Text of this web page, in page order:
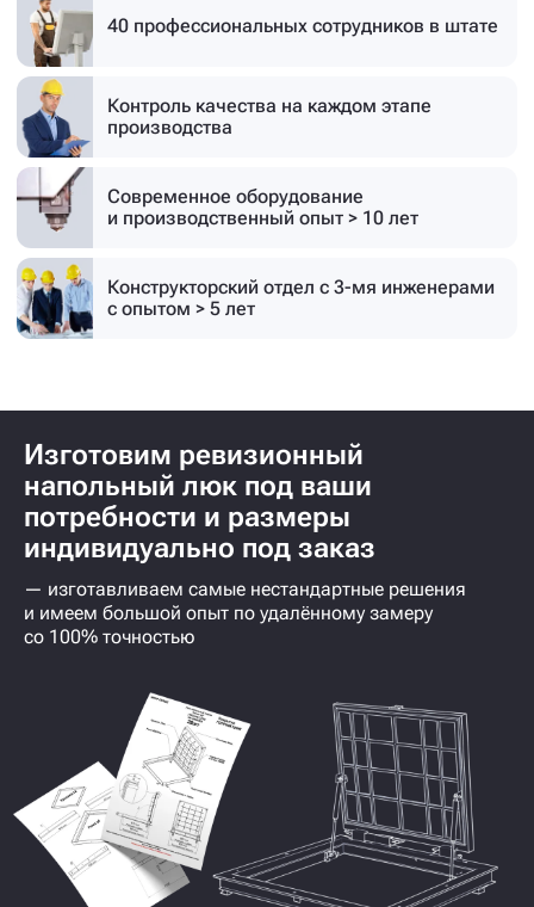
40 профессиональных сотрудников в штате
Контроль качества на каждом этапе
производства
Современное оборудование
и производственный опыт > 10 лет
Конструкторский отдел с 3-мя инженерами
с опытом > 5 лет
Изготовим ревизионный
напольный люк под ваши
потребности и размеры
индивидуально под заказ
— изготавливаем самые нестандартные решения
и имеем большой опыт по удалённому замеру
со 100% точностью